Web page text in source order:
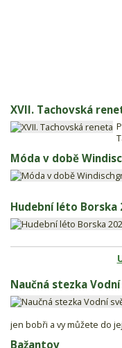
XVII. Tachovská
Móda v době
Hudební léto Borska
Naučná stezka
jen bobři a vy můžete do
Bažantov